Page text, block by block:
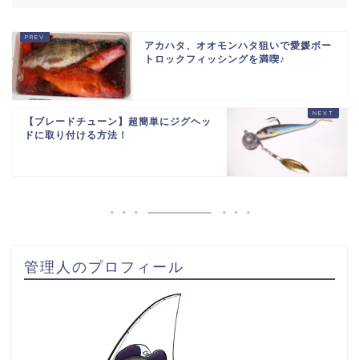
アカハタ、オオモンハタ狙いで愛媛ボー
トロックフィッシングを満喫♪
【ブレードチューン】超簡単にジグヘッ
ドに取り付ける方法！
管理人のプロフィール